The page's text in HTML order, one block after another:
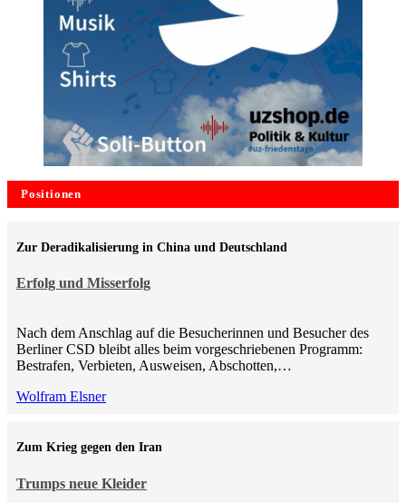
Positionen
Erfolg und Misserfolg
Zur Deradikalisierung in China und Deutschland
Nach dem Anschlag auf die Besucherinnen und Besucher des
Berliner CSD bleibt alles beim vorgeschriebenen Programm:
Bestrafen, Verbieten, Ausweisen, Abschotten,…
Wolfram Elsner
Trumps neue Kleider
Zum Krieg gegen den Iran